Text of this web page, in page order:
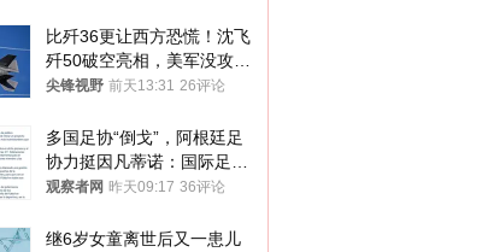
比歼36更让西方恐慌！沈飞
歼50破空亮相，美军没攻克
的技术被拿下
尖锋视野 前天13:31 26评论
多国足协“倒戈”，阿根廷足
协力挺因凡蒂诺：国际足联
今后应继续在其领导下前行
观察者网 昨天09:17 36评论
继6岁女童离世后又一患儿